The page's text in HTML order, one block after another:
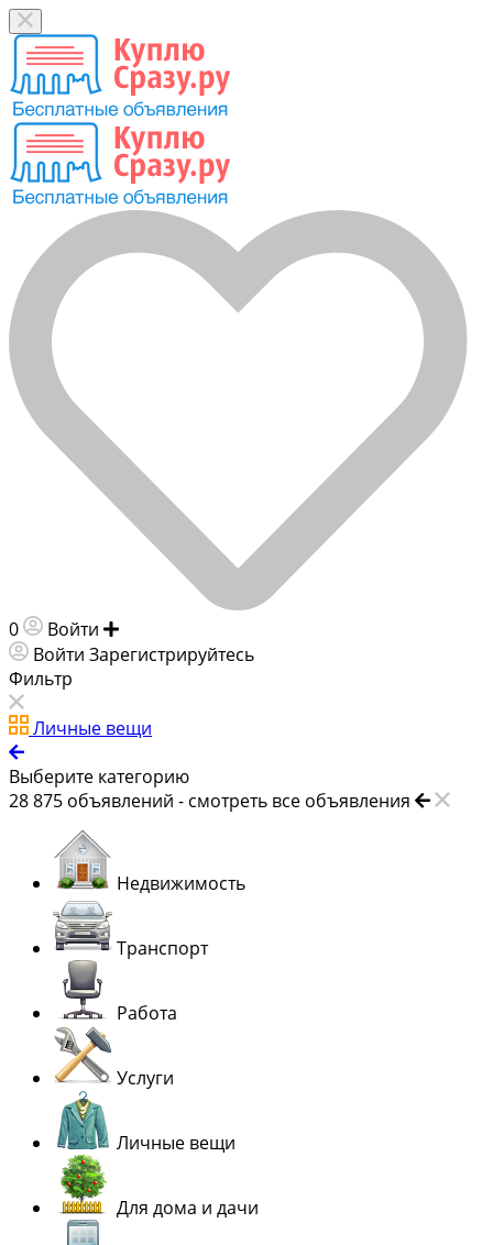
0 Войти
Войти Зарегистрируйтесь
Фильтр
Личные вещи
Выберите категорию
28 875 объявлений - смотреть все объявления
Недвижимость
Транспорт
Работа
Услуги
Личные вещи
Для дома и дачи